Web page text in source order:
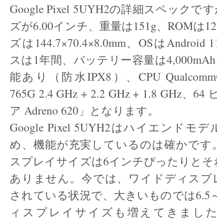
Google Pixel 5UYH2の詳細スペックで
ズが6.00インチ、重量は151g、ROMは
ズは144.7×70.4×8.0mm、OSはAndroid
スは1年間、バッテリー容量は
能あり（防水IPX8）、CPU
765G 2.4 GHz + 2.2 GHz + 1.8 GHz、64
ア Adreno 620」となります。
Google Pixel 5UYH2はハイエンドモ
め、機能が充実しているのは確かです
スプレイサイズは6インチぴったりと
ありません。今では、ワイドディスプ
されている状況で、大きいものでは6.5
ィスプレイサイズも増えてきまし